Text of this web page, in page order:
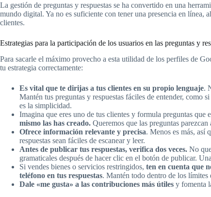
La gestión de preguntas y respuestas se ha convertido en una
mundo digital. Ya no es suficiente con tener una presencia en línea,
clientes.
Estrategias para la participación de los usuarios en las preguntas y
Para sacarle el máximo provecho a esta utilidad de los perfiles de
tu estrategia correctamente:
Es vital que te dirijas a tus clientes en su propio lenguaje.
Mantén tus preguntas y respuestas fáciles de entender, como
es la simplicidad.
Imagina que eres uno de tus clientes y formula preguntas que
mismo las has creado. Queremos que las preguntas
Ofrece información relevante y precisa. Menos es más, así
respuestas sean fáciles de escanear y leer.
Antes de publicar tus respuestas, verifica dos veces. No
gramaticales después de hacer clic en el botón de publicar.
Si vendes bienes o servicios restringidos, ten en cuenta que
teléfono en tus respuestas. Mantén todo dentro de los límites
Dale «me gusta» a las contribuciones más útiles y fomenta